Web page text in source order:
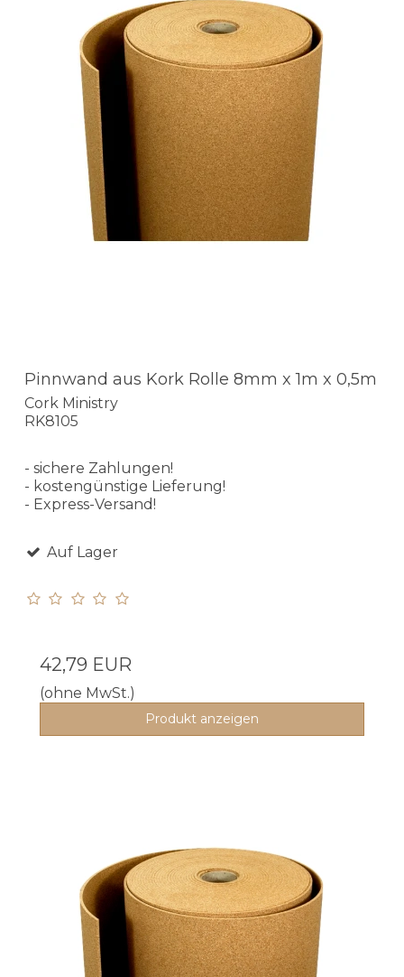
Pinnwand aus Kork Rolle 8mm x 1m x 0,5m
Cork Ministry
RK8105
- sichere Zahlungen!
- kostengünstige Lieferung!
- Express-Versand!
Auf Lager
42,79 EUR
(ohne MwSt.)
Produkt anzeigen